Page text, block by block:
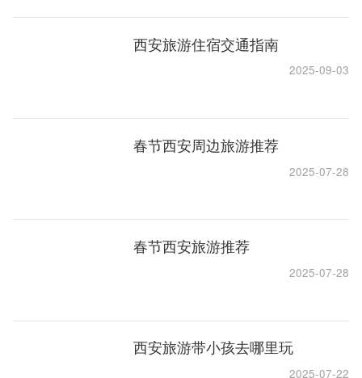
西安旅游住宿交通指南
2025-09-03
春节西安周边旅游推荐
2025-07-28
春节西安旅游推荐
2025-07-28
西安旅游带小孩去哪里玩
2025-07-22